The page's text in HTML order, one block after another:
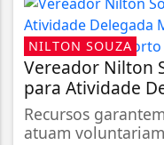
NILTON SOUZA
Vereador Nilton
para Atividade
Recursos
atuam